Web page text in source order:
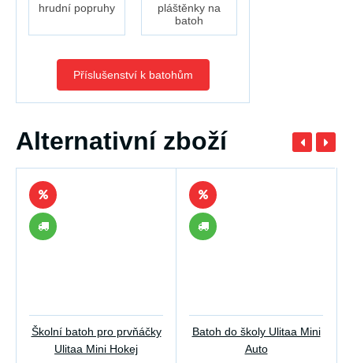
hrudní popruhy
pláštěnky na
batoh
Příslušenství k batohům
Alternativní zboží
Školní batoh pro prvňáčky
Ulitaa Mini Hokej
Batoh do školy Ulitaa Mini
Auto